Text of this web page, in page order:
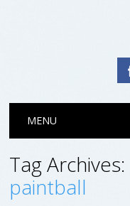
Main menu
MENU
Tag Archives:
paintball